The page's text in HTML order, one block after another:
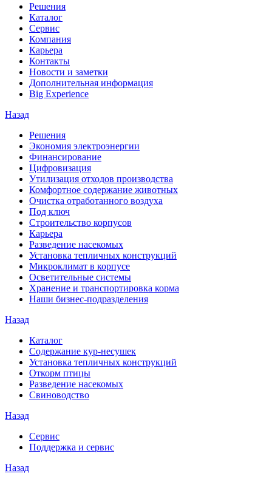
Решения
Каталог
Сервис
Компания
Карьера
Контакты
Новости и заметки
Дополнительная информация
Big Experience
Назад
Решения
Экономия электроэнергии
Финансирование
Цифровизация
Утилизация отходов производства
Комфортное содержание животных
Очистка отработанного воздуха
Под ключ
Строительство корпусов
Карьера
Разведение насекомых
Установка тепличных конструкций
Микроклимат в корпусе
Осветительные системы
Хранение и транспортировка корма
Наши бизнес-подразделения
Назад
Каталог
Содержание кур-несушек
Установка тепличных конструкций
Откорм птицы
Разведение насекомых
Свиноводство
Назад
Сервис
Поддержка и сервис
Назад